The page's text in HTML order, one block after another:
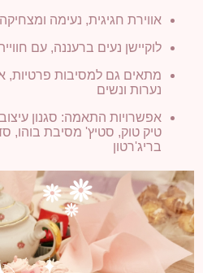
אווירת חגיגית, נעימה
לוקיישן נעים ברעננה, עם
מתאים גם למסיבות פרטיות,
נערות ונשים
אפשרויות התאמה: סגנון
טיק טוק, סטיץ' מסיבת בוהו,
בריג'רטון